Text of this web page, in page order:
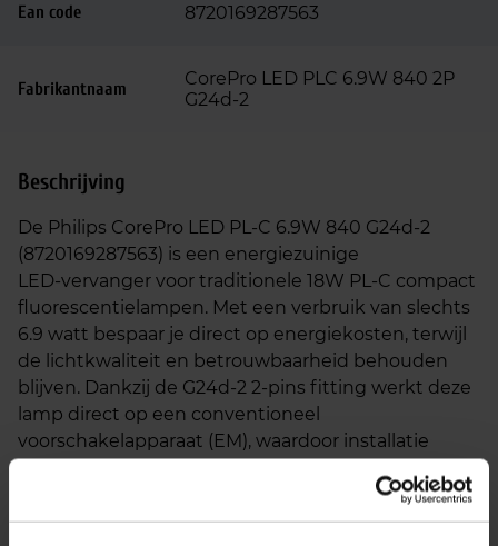
Ean code 8720169287563
Fabrikantnaam
CorePro LED PLC 6.9W 840 2P
G24d-2
Beschrijving
De Philips CorePro LED PL‑C 6.9W 840 G24d‑2
(8720169287563) is een energiezuinige
LED‑vervanger voor traditionele 18W PL‑C compact
fluorescentielampen. Met een verbruik van slechts
6.9 watt bespaar je direct op energiekosten, terwijl
de lichtkwaliteit en betrouwbaarheid behouden
blijven. Dankzij de G24d‑2 2‑pins fitting werkt deze
lamp direct op een conventioneel
voorschakelapparaat (EM), waardoor installatie
Deze uitvoering straalt koel wit licht (4000K) uit.